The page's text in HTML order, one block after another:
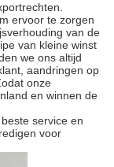
ervoor te zorgen
van de
van kleine winst
we ons altijd
aandringen op
onze
en winnen de
service en
voor